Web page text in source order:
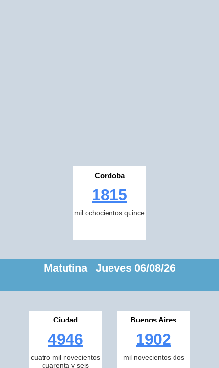
Cordoba
1815
mil ochocientos quince
Matutina Jueves 06/08/26
Ciudad
4946
cuatro mil novecientos
cuarenta y seis
Buenos Aires
1902
mil novecientos dos